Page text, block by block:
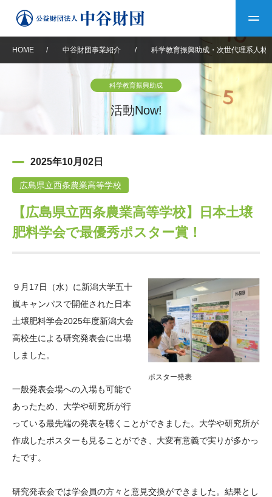
中谷財団について
設立趣意書
沿革 40年史デジタルブック
中谷財団40年史
役員・評議員 公開情報
年報一覧 中谷財団レポート
中谷財団事業紹介
神戸賞 長期大型研究助成
大学院生奨学金
国際学生交流プログラ
科学教育振興助成・
次世代理系人材育成プ
中谷財団動画紹介
その他情報
アクセス よくあるご質問
サイトマップ 中谷財団アーカイブ
日本語 English マイページ
HOME / 中谷財団事業紹介 / 科学教育振興助成・次世代理系人材
科学教育振興助成
活動Now!
2025年10月02日
広島県立西条農業高等学校
【広島県立西条農業高等学校】日本土壌
肥料学会で最優秀ポスター賞！
ポスター発表
９月17日（水）に新潟大学五十
嵐キャンパスで開催された日本
土壌肥料学会2025年度新潟大会
高校生による研究発表会に出場
しました。
一般発表会場への入場も可能で
あったため、大学や研究所が行
っている最先端の発表を聴くことができました。大学や研究所が
作成したポスターも見ることができ、大変有意義で実りが多かっ
たです。
研究発表会では学会員の方々と意見交換ができました。結果とし